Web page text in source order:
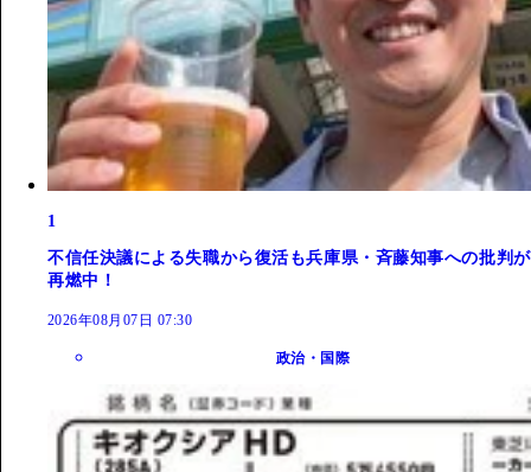
1
不信任決議による失職から復活も兵庫県・斉藤知事への批判が
再燃中！
2026年08月07日 07:30
政治・国際